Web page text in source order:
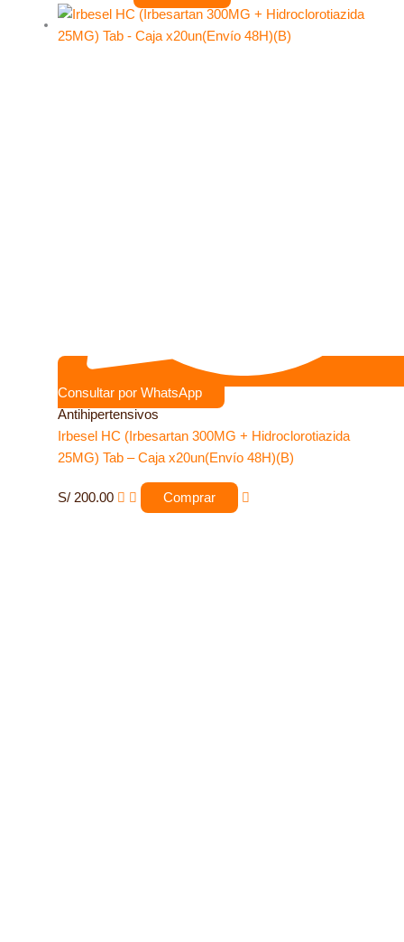
Consultar por WhatsApp
Antihipertensivos
Irbesel HC (Irbesartan 300MG + Hidroclorotiazida
25MG) Tab – Caja x20un(Envío 48H)(B)
S/200.00 Comprar